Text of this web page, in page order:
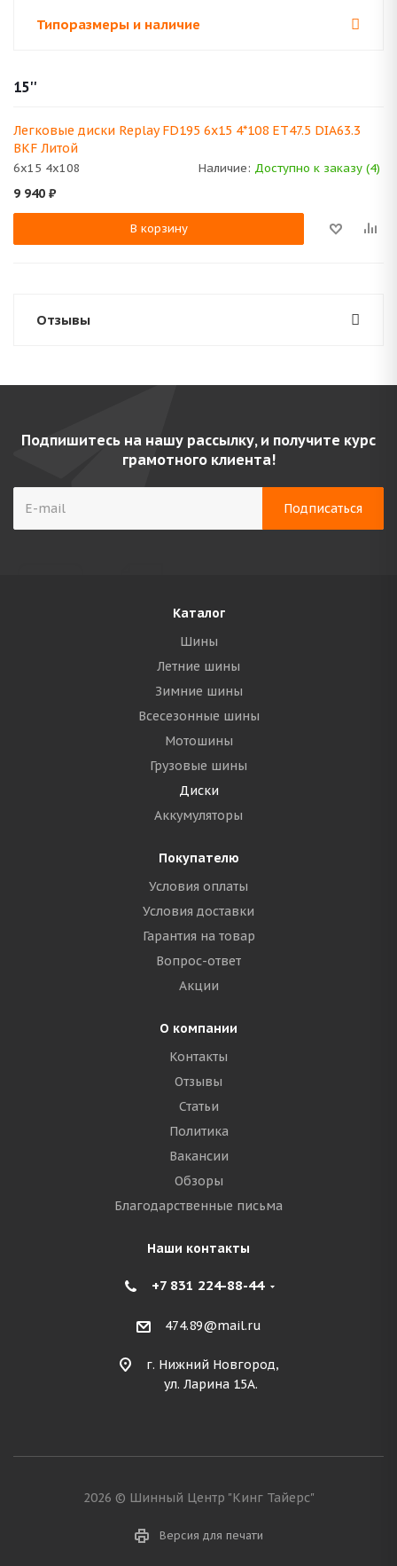
Типоразмеры и наличие
15''
Легковые диски Replay FD195 6x15 4*108 ET47.5 DIA63.3
BKF Литой
6x15 4x108 Наличие: Доступно к заказу (4)
9 940 ₽
В корзину
Отзывы
Подпишитесь на нашу рассылку, и получите курс
грамотного клиента!
Каталог
Шины
Летние шины
Зимние шины
Всесезонные шины
Мотошины
Грузовые шины
Диски
Аккумуляторы
Покупателю
Условия оплаты
Условия доставки
Гарантия на товар
Вопрос-ответ
Акции
О компании
Контакты
Отзывы
Статьи
Политика
Вакансии
Обзоры
Благодарственные письма
Наши контакты
+7 831 224-88-44
474.89@mail.ru
г. Нижний Новгород,
ул. Ларина 15А.
2026 © Шинный Центр "Кинг Тайерс"
Версия для печати